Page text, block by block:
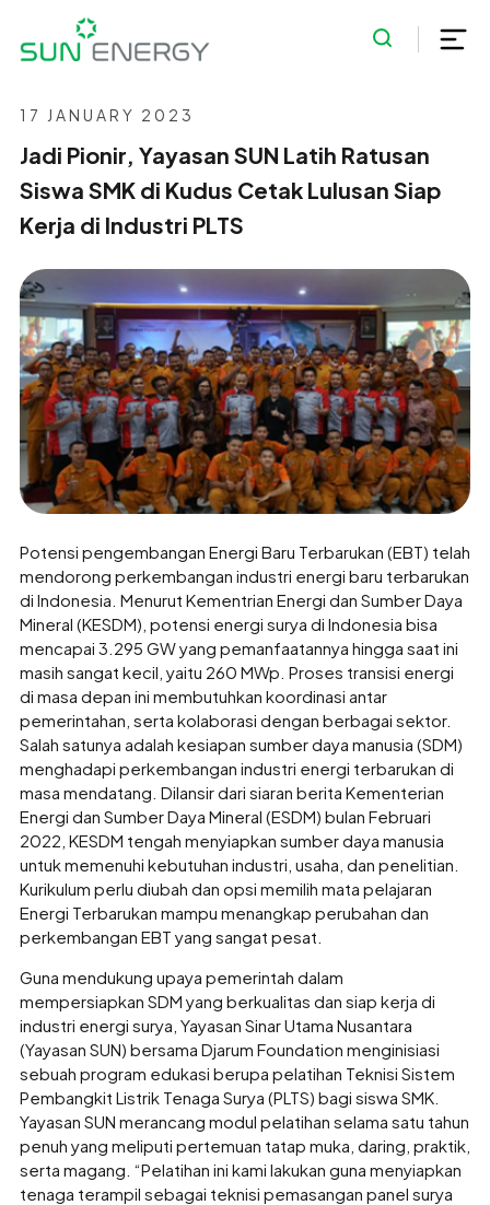
17 JANUARY 2023
Jadi Pionir, Yayasan SUN Latih Ratusan
Siswa SMK di Kudus Cetak Lulusan Siap
Kerja di Industri PLTS
Potensi pengembangan Energi Baru Terbarukan (EBT) telah
mendorong perkembangan industri energi baru terbarukan
di Indonesia. Menurut Kementrian Energi dan Sumber Daya
Mineral (KESDM), potensi energi surya di Indonesia bisa
mencapai 3.295 GW yang pemanfaatannya hingga saat ini
masih sangat kecil, yaitu 260 MWp. Proses transisi energi
di masa depan ini membutuhkan koordinasi antar
pemerintahan, serta kolaborasi dengan berbagai sektor.
Salah satunya adalah kesiapan sumber daya manusia (SDM)
menghadapi perkembangan industri energi terbarukan di
masa mendatang. Dilansir dari siaran berita Kementerian
Energi dan Sumber Daya Mineral (ESDM) bulan Februari
2022, KESDM tengah menyiapkan sumber daya manusia
untuk memenuhi kebutuhan industri, usaha, dan penelitian.
Kurikulum perlu diubah dan opsi memilih mata pelajaran
Energi Terbarukan mampu menangkap perubahan dan
perkembangan EBT yang sangat pesat.
Guna mendukung upaya pemerintah dalam
mempersiapkan SDM yang berkualitas dan siap kerja di
industri energi surya, Yayasan Sinar Utama Nusantara
(Yayasan SUN) bersama Djarum Foundation menginisiasi
sebuah program edukasi berupa pelatihan Teknisi Sistem
Pembangkit Listrik Tenaga Surya (PLTS) bagi siswa SMK.
Yayasan SUN merancang modul pelatihan selama satu tahun
penuh yang meliputi pertemuan tatap muka, daring, praktik,
serta magang. “Pelatihan ini kami lakukan guna menyiapkan
tenaga terampil sebagai teknisi pemasangan panel surya